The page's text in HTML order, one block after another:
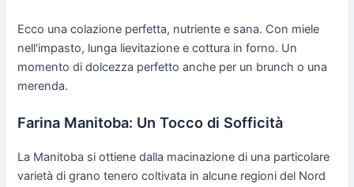
Ecco una colazione perfetta, nutriente e sana. Con miele
nell'impasto, lunga lievitazione e cottura in forno. Un
momento di dolcezza perfetto anche per un brunch o una
merenda.
Farina Manitoba: Un Tocco di Sofficità
La Manitoba si ottiene dalla macinazione di una particolare
varietà di grano tenero coltivata in alcune regioni del Nord